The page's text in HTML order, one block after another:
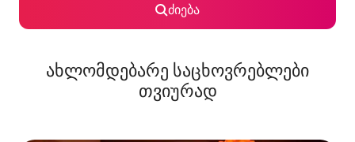
ძიება
ახლომდებარე საცხოვრებლები
თვიურად